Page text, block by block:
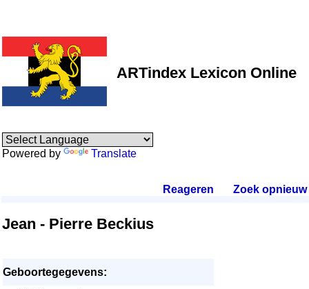
ARTindex Lexicon Online
Powered by Translate
Reageren Zoek opnieuw.
Jean - Pierre Beckius
Geboortegegevens: